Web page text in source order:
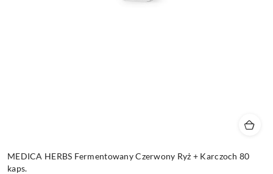
MEDICA HERBS Fermentowany Czerwony Ryż + Karczoch 80
kaps.